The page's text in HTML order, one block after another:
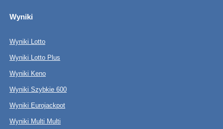
Wyniki
Wyniki Lotto
Wyniki Lotto Plus
Wyniki Keno
Wyniki Szybkie 600
Wyniki Eurojackpot
Wyniki Multi Multi